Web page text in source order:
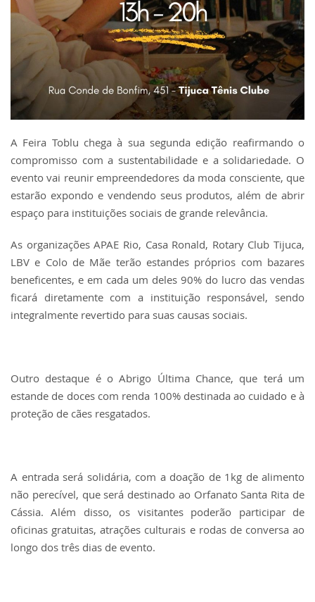
A Feira Toblu chega à sua segunda edição reafirmando o
compromisso com a sustentabilidade e a solidariedade. O
evento vai reunir empreendedores da moda consciente, que
estarão expondo e vendendo seus produtos, além de abrir
espaço para instituições sociais de grande relevância.
As organizações APAE Rio, Casa Ronald, Rotary Club Tijuca,
LBV e Colo de Mãe terão estandes próprios com bazares
beneficentes, e em cada um deles 90% do lucro das vendas
ficará diretamente com a instituição responsável, sendo
integralmente revertido para suas causas sociais.
Outro destaque é o Abrigo Última Chance, que terá um
estande de doces com renda 100% destinada ao cuidado e à
proteção de cães resgatados.
A entrada será solidária, com a doação de 1kg de alimento
não perecível, que será destinado ao Orfanato Santa Rita de
Cássia. Além disso, os visitantes poderão participar de
oficinas gratuitas, atrações culturais e rodas de conversa ao
longo dos três dias de evento.